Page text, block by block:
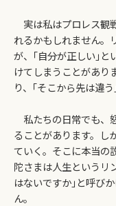
実は私はプロレス観
れるかもしれません。
が、｢自分が正しい｣と
けてしまうことがあり
り、｢そこから先は違う
私たちの日常でも、
ることがあります。し
ていく。そこに本当の
陀さまは人生というリ
はないですか｣と呼び
ん。